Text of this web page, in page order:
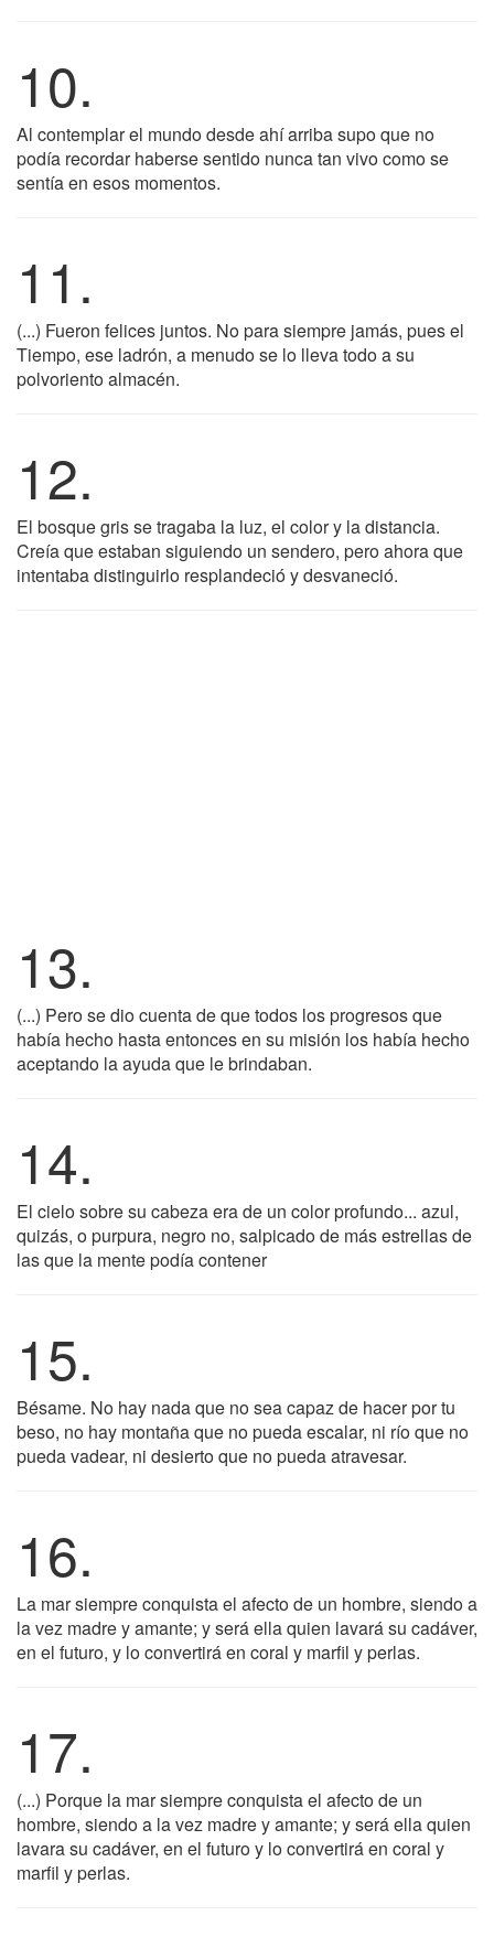
10.
Al contemplar el mundo desde ahí arriba supo que no
podía recordar haberse sentido nunca tan vivo como se
sentía en esos momentos.
11.
(...) Fueron felices juntos. No para siempre jamás, pues el
Tiempo, ese ladrón, a menudo se lo lleva todo a su
polvoriento almacén.
12.
El bosque gris se tragaba la luz, el color y la distancia.
Creía que estaban siguiendo un sendero, pero ahora que
intentaba distinguirlo resplandeció y desvaneció.
13.
(...) Pero se dio cuenta de que todos los progresos que
había hecho hasta entonces en su misión los había hecho
aceptando la ayuda que le brindaban.
14.
El cielo sobre su cabeza era de un color profundo... azul,
quizás, o purpura, negro no, salpicado de más estrellas de
las que la mente podía contener
15.
Bésame. No hay nada que no sea capaz de hacer por tu
beso, no hay montaña que no pueda escalar, ni río que no
pueda vadear, ni desierto que no pueda atravesar.
16.
La mar siempre conquista el afecto de un hombre, siendo a
la vez madre y amante; y será ella quien lavará su cadáver,
en el futuro, y lo convertirá en coral y marfil y perlas.
17.
(...) Porque la mar siempre conquista el afecto de un
hombre, siendo a la vez madre y amante; y será ella quien
lavara su cadáver, en el futuro y lo convertirá en coral y
marfil y perlas.